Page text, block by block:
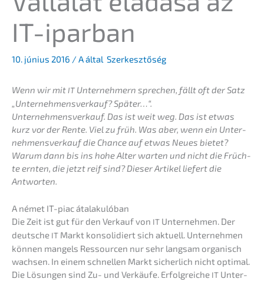
IT-iparban
10. június 2016 / A által Szerkesztőség
Wenn wir mit IT Unter­neh­mern sprechen, fällt oft der Satz
„Unter­nehmens­verkauf? Später…“.
Unter­nehmens­verkauf. Das ist weit weg. Das ist etwas
kurz vor der Rente. Viel zu früh. Was aber, wenn ein Unter­
nehmens­verkauf die Chance auf etwas Neues bietet?
Warum dann bis ins hohe Alter warten und nicht die Früch­
te ernten, die jetzt reif sind? Dieser Artikel liefert die
Antworten.
A német IT-piac átalakulóban
Die Zeit ist gut für den Verkauf von IT Unter­neh­men. Der
deutsche IT Markt konso­li­diert sich aktuell. Unter­neh­men
können mangels Ressour­cen nur sehr langsam organisch
wachsen. In einem schnel­len Markt sicher­lich nicht optimal.
Die Lösun­gen sind Zu- und Verkäu­fe. Erfolg­rei­che IT Unter­